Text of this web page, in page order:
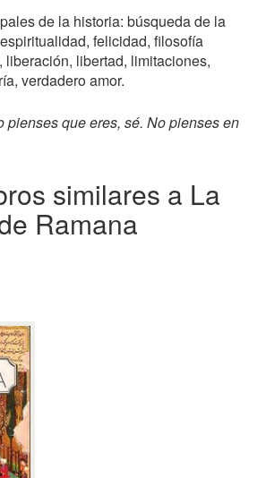
de la historia: búsqueda de la
felicidad, filosofía
liberación, libertad, limitaciones,
verdadero amor.
pienses que eres, sé. No pienses en
similares a La
Ramana